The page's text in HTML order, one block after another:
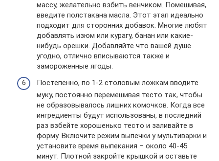
массу, желательно взбить венчиком. Помешивая,
введите полстакана масла. Этот этап идеально
подходит для сторонних добавок. Многие любят
добавлять изюм или курагу, банан или какие-
нибудь орешки. Добавляйте что вашей душе
угодно, отлично вписываются также и
замороженные ягоды.
Постепенно, по 1-2 столовым ложкам вводите
муку, постоянно перемешивая тесто так, чтобы
не образовывалось лишних комочков. Когда все
ингредиенты будут использованы, в последний
раз взбейте хорошенько тесто и заливайте в
форму. Включите режим выпечки у мультиварки и
установите время выпекания – около 40-45
минут. Плотной закройте крышкой и оставьте